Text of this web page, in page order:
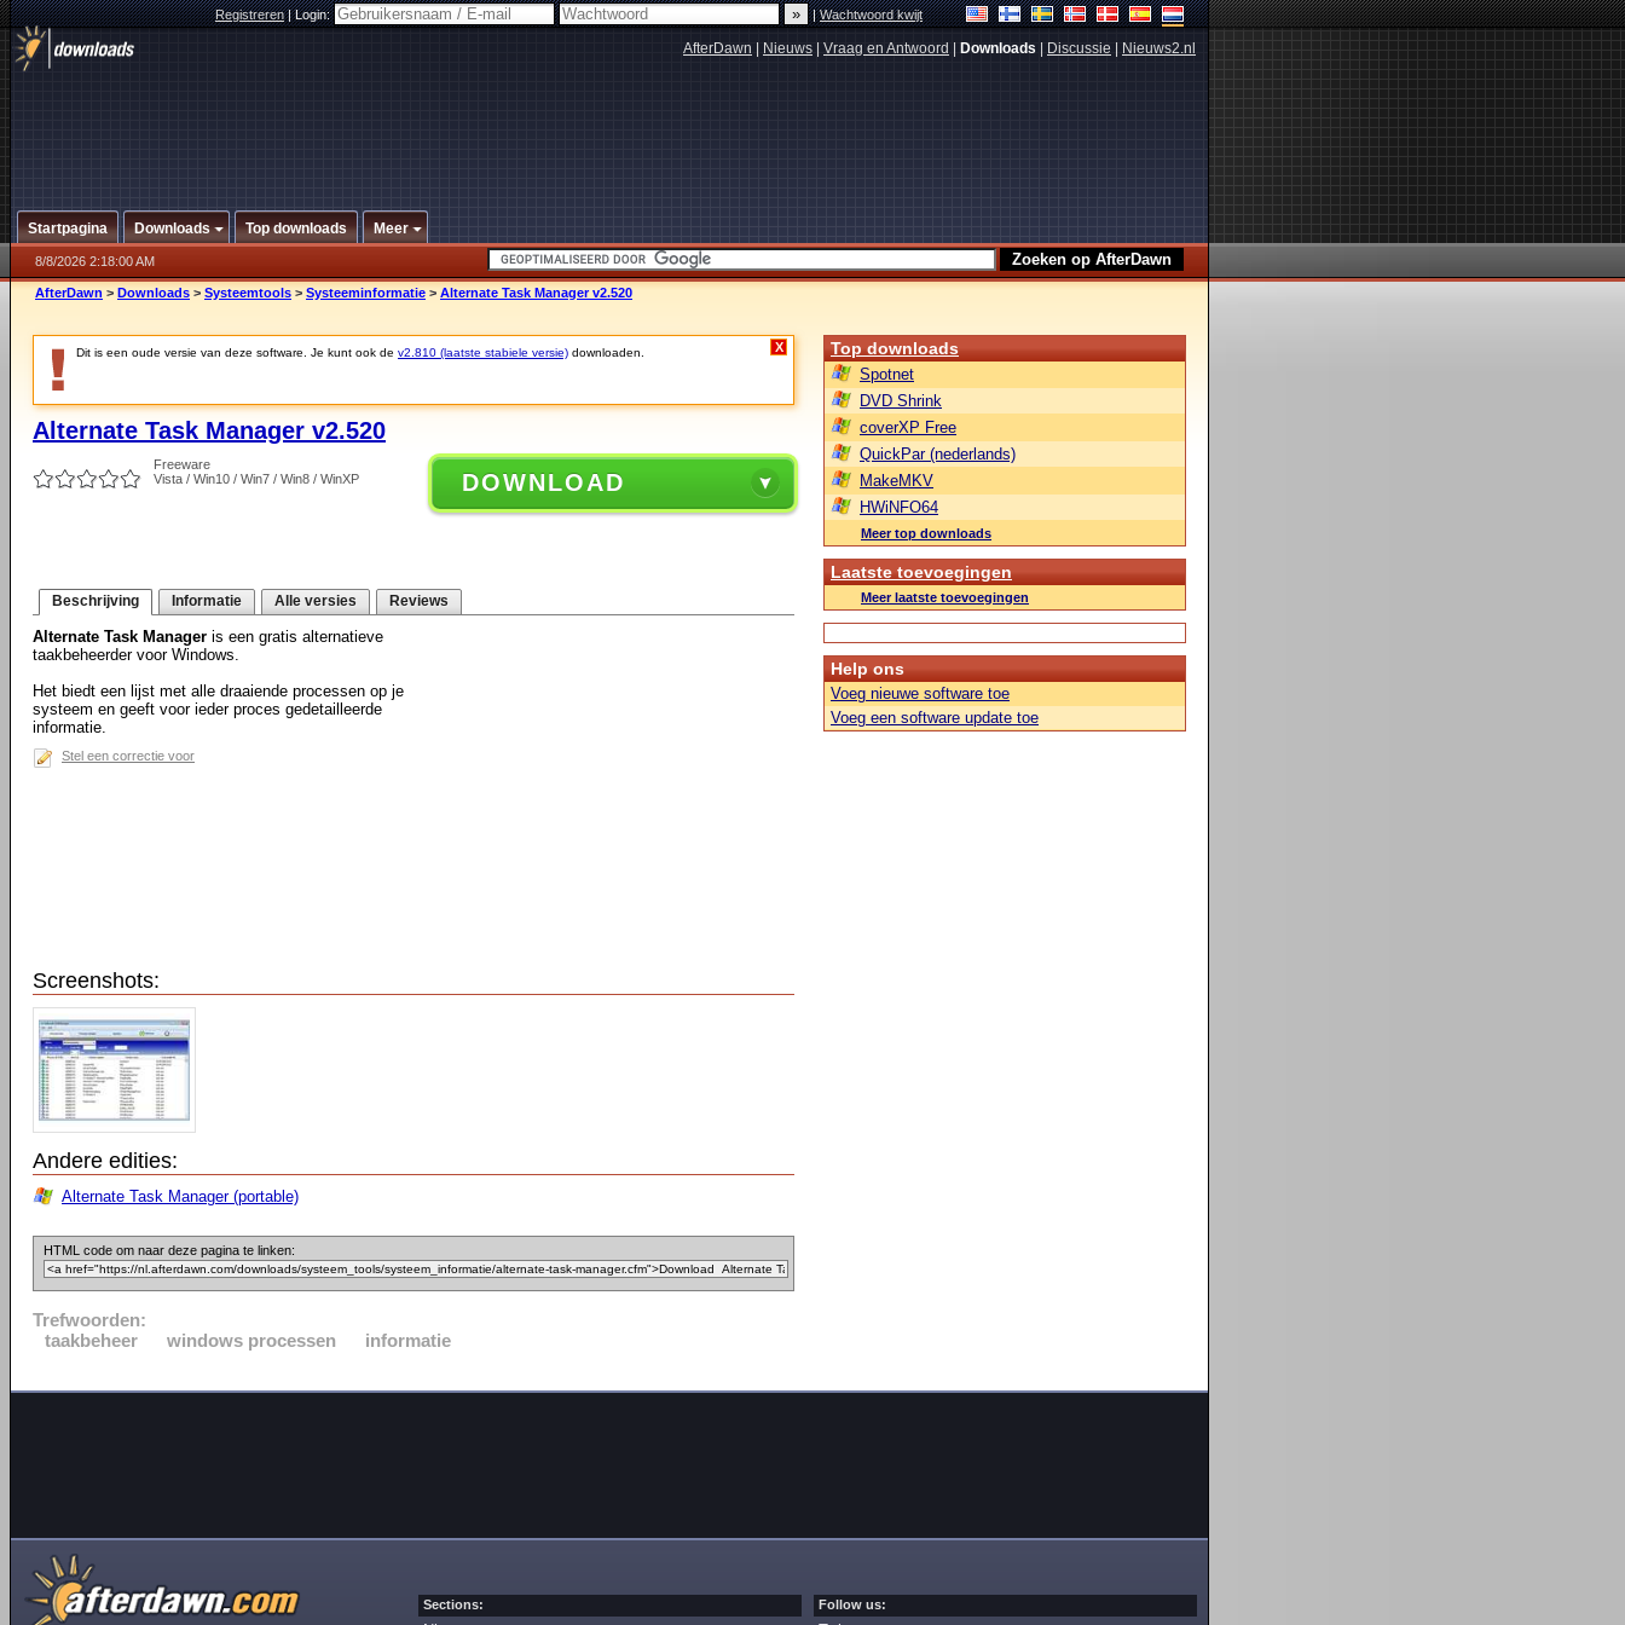
Registreren|Login: |Wachtwoord kwijt
AfterDawn Nieuws Vraag en Antwoord Downloads Discussie Nieuws2.nl
Startpagina Downloads Top downloads Meer
8/8/2026 2:18:00 AM
AfterDawn > Downloads > Systeemtools > Systeeminformatie > Alternate Task Manager v2.520
Dit is een oude versie van deze software. Je kunt ook de v2.810 (laatste stabiele versie) downloaden. X
Alternate Task Manager v2.520
Freeware
Vista / Win10 / Win7 / Win8 / WinXP
DOWNLOAD
Beschrijving Informatie Alle versies Reviews
Alternate Task Manager is een gratis alternatieve
taakbeheerder voor Windows.
Het biedt een lijst met alle draaiende processen op je
systeem en geeft voor ieder proces gedetailleerde
informatie.
Stel een correctie voor
Screenshots:
Andere edities:
Alternate Task Manager (portable)
HTML code om naar deze pagina te linken:
Trefwoorden:
taakbeheer
windows processen informatie
Top downloads
Spotnet
DVD Shrink
coverXP Free
QuickPar (nederlands)
MakeMKV
HWiNFO64
Meer top downloads
Laatste toevoegingen
Meer laatste toevoegingen
Help ons
Voeg nieuwe software toe
Voeg een software update toe
Sections: Follow us: